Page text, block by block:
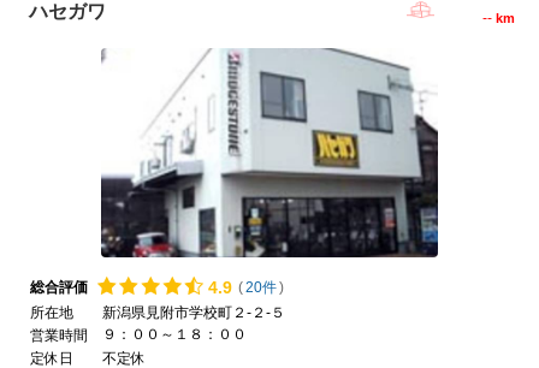
ハセガワ -- km
総合評価 4.9 (20件)
所在地
新潟県見附市学校町２-２-５
営業時間
９：００～１８：００
定休日
不定休